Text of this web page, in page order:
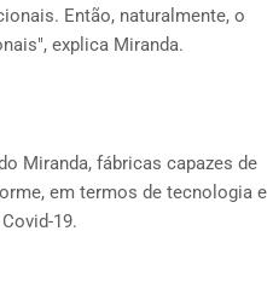
Então, naturalmente, o
explica Miranda.
Miranda, fábricas capazes de
em termos de tecnologia e
19.